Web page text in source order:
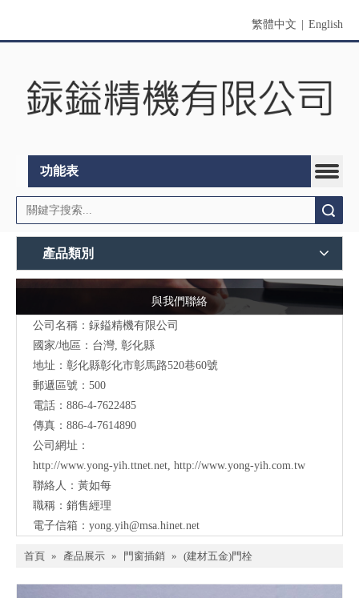
繁體中文 English
功能表
產品類別
與我們聯絡
公司名稱：銢鎰精機有限公司
國家/地區：台灣, 彰化縣
地址：彰化縣彰化市彰馬路520巷60號
郵遞區號：500
電話：886-4-7622485
傳真：886-4-7614890
公司網址：
http://www.yong-yih.ttnet.net, http://www.yong-yih.com.tw
聯絡人：黃如每
職稱：銷售經理
電子信箱： yong.yih@msa.hinet.net
首頁 » 產品展示 » 門窗插銷 » (建材五金)門栓